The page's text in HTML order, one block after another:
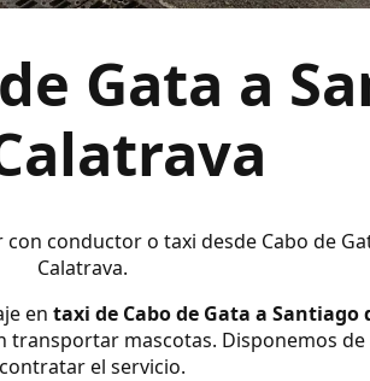
Gata a
conductor o taxi desde Cabo de
Calatrava.
en taxi de Cabo de Gata a Santiago
transportar mascotas. Disponemos
el servicio.